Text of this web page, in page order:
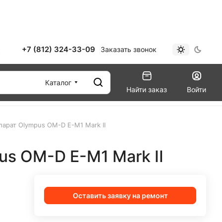
+7 (812) 324-33-09 Заказать звонок
Каталог
Найти заказ
Войти
Olympus OM-D E-M1 Mark II
OM-D E-M1 Mark II
Оставить заявку на ремонт